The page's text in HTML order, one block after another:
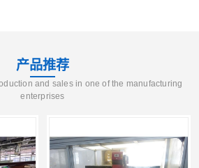
产品推荐
and sales in one of the manufacturing
enterprises